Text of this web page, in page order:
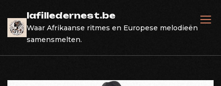
content
lafilledernest.be
Waar Afrikaanse ritmes en Europese melodieën
samensmelten.